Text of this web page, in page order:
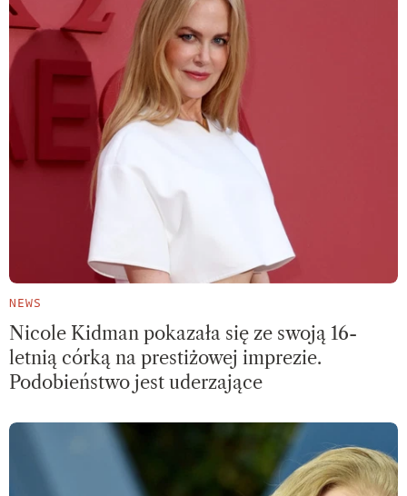
NEWS
Nicole Kidman pokazała się ze swoją 16-
letnią córką na prestiżowej imprezie.
Podobieństwo jest uderzające